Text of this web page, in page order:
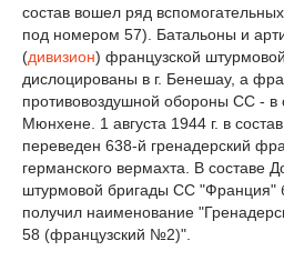
состав вошел ряд
под номером 57). Батальоны и
(дивизион) французской
дислоцированы в г. Бенешау, а
противовоздушной обороны СС - в
Мюнхене. 1 августа 1944 г. в
переведен 638-й гренадерский
германского вермахта. В составе
штурмовой бригады СС "Франция"
получил наименование
58 (французский №2)".